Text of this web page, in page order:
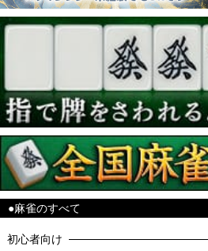
●麻雀のすべて
初心者向け